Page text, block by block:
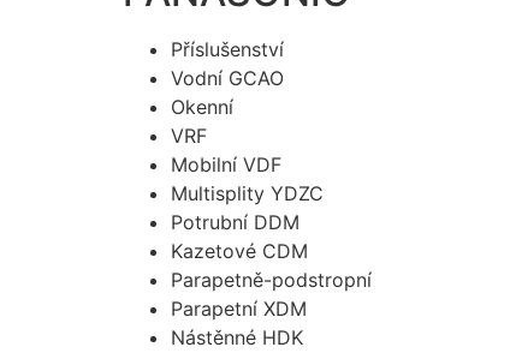
Příslušenství
Vodní GCAO
Okenní
VRF
Mobilní VDF
Multisplity YDZC
Potrubní DDM
Kazetové CDM
Parapetně-podstropní
Parapetní XDM
Nástěnné HDK